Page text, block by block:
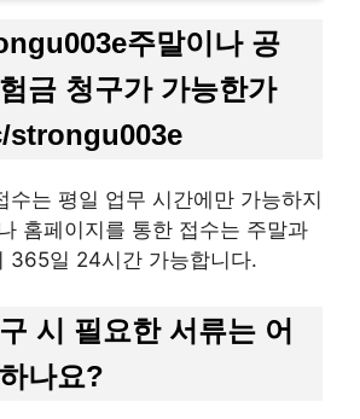
주말이나 공
금 청구가 가능한가
strongu003e
수는 평일 업무 시간에만 가능하지
홈페이지를 통한 접수는 주말과
365일 24시간 가능합니다.
시 필요한 서류는 어
나요?